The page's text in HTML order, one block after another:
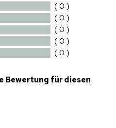
( 0 )
( 0 )
( 0 )
( 0 )
( 0 )
Bewertung für diesen